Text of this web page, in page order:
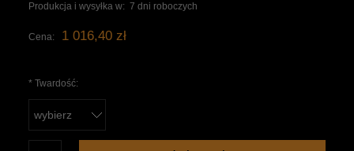
Produkcja i wysyłka w: 7 dni roboczych
Cena: 1 016,40 zł
* Twardość: